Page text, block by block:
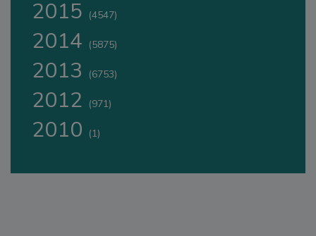
2015 (4547)
2014 (5875)
2013 (6753)
2012 (971)
2010 (1)